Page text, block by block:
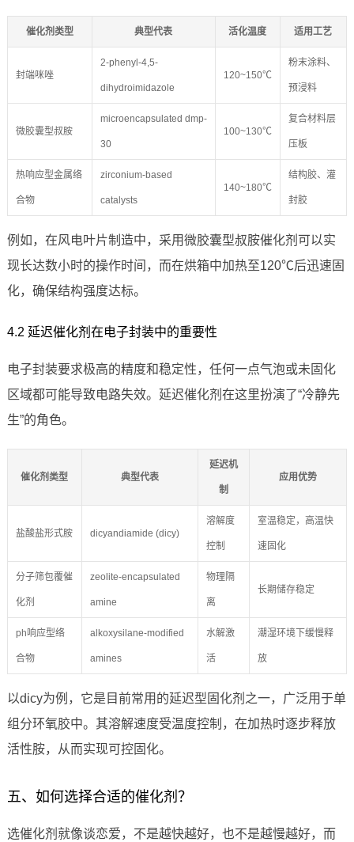
催化剂类型 典型代表 活化温度 适用工艺
封端咪唑
2-phenyl-4,5-
dihydroimidazole
120~150℃
粉末涂料、
预浸料
微胶囊型叔胺
microencapsulated dmp-
30
100~130℃
复合材料层
压板
热响应型金属络
合物
zirconium-based
catalysts
140~180℃
结构胶、灌
封胶
例如，在风电叶片制造中，采用微胶囊型叔胺催化剂可以实
现长达数小时的操作时间，而在烘箱中加热至120℃后迅速固
化，确保结构强度达标。
4.2 延迟催化剂在电子封装中的重要性
电子封装要求极高的精度和稳定性，任何一点气泡或未固化
区域都可能导致电路失效。延迟催化剂在这里扮演了“冷静先
生”的角色。
催化剂类型 典型代表
延迟机
制
应用优势
盐酸盐形式胺 dicyandiamide (dicy)
溶解度
控制
室温稳定，高温快
速固化
分子筛包覆催
化剂
zeolite-encapsulated
amine
物理隔
离
长期储存稳定
ph响应型络
合物
alkoxysilane-modified
amines
水解激
活
潮湿环境下缓慢释
放
以dicy为例，它是目前常用的延迟型固化剂之一，广泛用于单
组分环氧胶中。其溶解速度受温度控制，在加热时逐步释放
活性胺，从而实现可控固化。
五、如何选择合适的催化剂？
选催化剂就像谈恋爱，不是越快越好，也不是越慢越好，而